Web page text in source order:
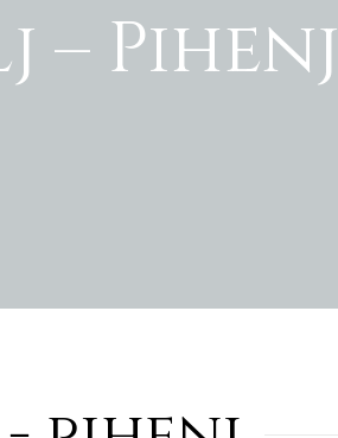
Pihenj